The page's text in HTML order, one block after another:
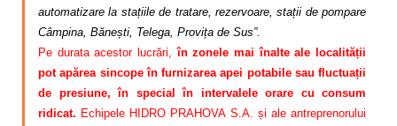
automatizare la stațiile de tratare, rezervoare, stații de pompare
Câmpina, Bănești, Telega, Provița de Sus”.
Pe durata acestor lucrări,în zonele mai înalte ale localității
pot apărea sincope în furnizarea apei potabile sau fluctuații
de presiune, în special în intervalele orare cu consum
ridicat. Echipele HIDRO PRAHOVA S.A. și ale antreprenorului